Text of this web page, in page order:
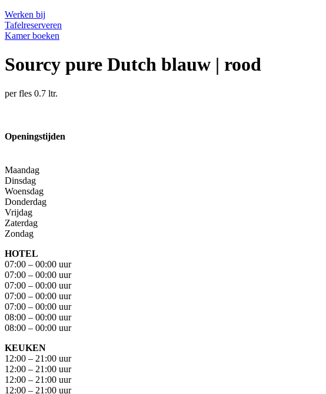
Werken bij
Tafelreserveren
Kamer boeken
Sourcy pure Dutch blauw | rood
per fles 0.7 ltr.
Openingstijden
Maandag
Dinsdag
Woensdag
Donderdag
Vrijdag
Zaterdag
Zondag
HOTEL
07:00 – 00:00 uur
07:00 – 00:00 uur
07:00 – 00:00 uur
07:00 – 00:00 uur
07:00 – 00:00 uur
08:00 – 00:00 uur
08:00 – 00:00 uur
KEUKEN
12:00 – 21:00 uur
12:00 – 21:00 uur
12:00 – 21:00 uur
12:00 – 21:00 uur